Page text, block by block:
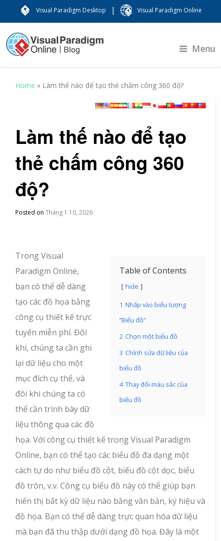
Visual Paradigm Desktop | Visual Paradigm Online
Menu
Home » Làm thế nào để tạo thẻ chấm công 360 độ?
Làm thế nào để tạo
thẻ chấm công 360
độ?
Posted onTháng 1 10, 2026
Table of Contents
hide
1 Nhấp vào biểu tượng
“Biểu đồ”
2 Chọn một biểu đồ
3 Chỉnh sửa dữ liệu của
biểu đồ
4 Thay đổi màu sắc của
biểu đồ
Trong Visual
Paradigm Online,
bạn có thể dễ dàng
tạo các đồ họa bằng
công cụ thiết kế trực
tuyến miễn phí. Đôi
khi, chúng ta cần ghi
lại dữ liệu cho một
mục đích cụ thể, và
đôi khi chúng ta có
thể cần trình bày dữ
liệu thông qua các đồ
họa. Với công cụ thiết kế trong Visual Paradigm
Online, bạn có thể tạo các biểu đồ đa dạng một
cách tự do như biểu đồ cột, biểu đồ cột dọc, biểu
đồ tròn, v.v. Công cụ biểu đồ này có thể giúp bạn
hiển thị bất kỳ dữ liệu nào bằng văn bản, ký hiệu và
đồ họa. Bạn có thể dễ dàng trực quan hóa dữ liệu
mà bạn đã thu thập dưới dạng đồ họa. Đây là một